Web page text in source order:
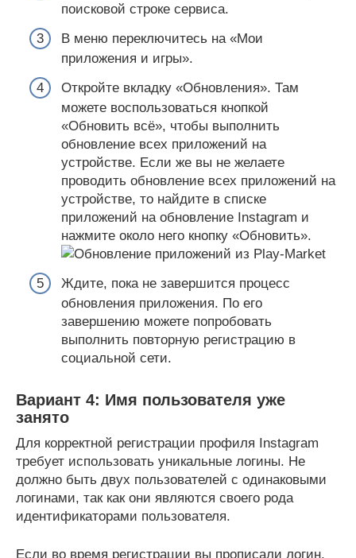
поисковой строке сервиса.
В меню переключитесь на «Мои
приложения и игры».
Откройте вкладку «Обновления». Там
можете воспользоваться кнопкой
«Обновить всё», чтобы выполнить
обновление всех приложений на
устройстве. Если же вы не желаете
проводить обновление всех приложений на
устройстве, то найдите в списке
приложений на обновление Instagram и
нажмите около него кнопку «Обновить».
Ждите, пока не завершится процесс
обновления приложения. По его
завершению можете попробовать
выполнить повторную регистрацию в
социальной сети.
Вариант 4: Имя пользователя уже
занято
Для корректной регистрации профиля Instagram
требует использовать уникальные логины. Не
должно быть двух пользователей с одинаковыми
логинами, так как они являются своего рода
идентификаторами пользователя.
Если во время регистрации вы прописали логин,